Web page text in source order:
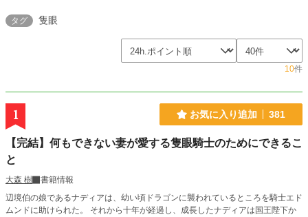
タグ 隻眼
10件
1 お気に入り追加 381
【完結】何もできない妻が愛する隻眼騎士のためにできるこ
と
大森 樹
書籍情報
辺境伯の娘であるナディアは、幼い頃ドラゴンに襲われているところを騎士エド
ムンドに助けられた。 それから十年が経過し、成長したナディアは国王陛下か